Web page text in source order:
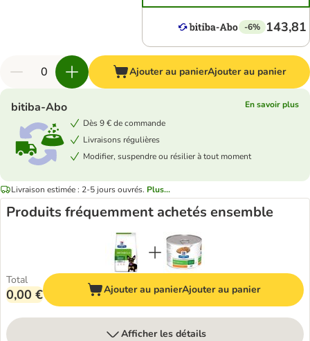
-6% 143,81
Ajouter au panierAjouter au panier
bitiba-Abo
En savoir plus
Dès 9 € de commande
Livraisons régulières
Modifier, suspendre ou résilier à tout moment
Livraison estimée : 2-5 jours ouvrés. Plus...
Produits fréquemment achetés ensemble
Total
0,00 € Ajouter au panierAjouter au panier
Afficher les détails